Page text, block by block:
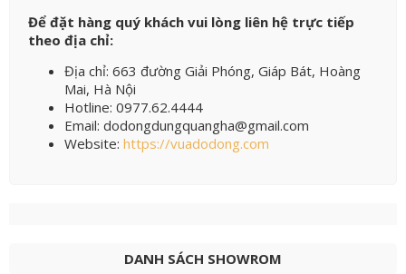
Để đặt hàng quý khách vui lòng liên hệ trực tiếp
theo địa chỉ:
Địa chỉ: 663 đường Giải Phóng, Giáp Bát, Hoàng
Mai, Hà Nội
Hotline: 0977.62.4444
Email: dodongdungquangha@gmail.com
Website: https://vuadodong.com
DANH SÁCH SHOWROM